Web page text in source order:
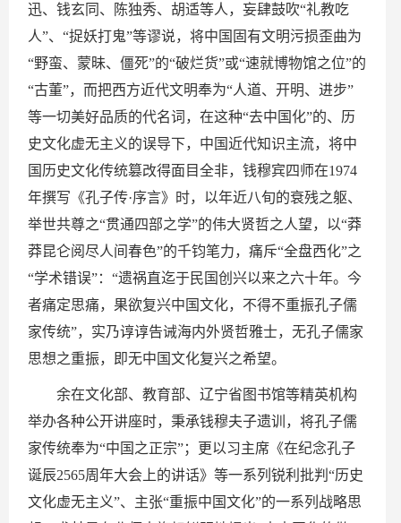
迅、钱玄同、陈独秀、胡适等人，妄肆鼓吹“礼教吃
人”、“捉妖打鬼”等谬说，将中国固有文明污损歪曲为
“野蛮、蒙昧、僵死”的“破烂货”或“速就博物馆之位”的
“古董”，而把西方近代文明奉为“人道、开明、进步”
等一切美好品质的代名词，在这种“去中国化”的、历
史文化虚无主义的误导下，中国近代知识主流，将中
国历史文化传统篡改得面目全非，钱穆宾四师在1974
年撰写《孔子传·序言》时，以年近八旬的衰残之躯、
举世共尊之“贯通四部之学”的伟大贤哲之人望，以“莽
莽昆仑阅尽人间春色”的千钧笔力，痛斥“全盘西化”之
“学术错误”：“遗祸直迄于民国创兴以来之六十年。今
者痛定思痛，果欲复兴中国文化，不得不重振孔子儒
家传统”，实乃谆谆告诫海内外贤哲雅士，无孔子儒家
思想之重振，即无中国文化复兴之希望。
余在文化部、教育部、辽宁省图书馆等精英机构
举办各种公开讲座时，秉承钱穆夫子遗训，将孔子儒
家传统奉为“中国之正宗”；更以习主席《在纪念孔子
诞辰2565周年大会上的讲话》等一系列锐利批判“历史
文化虚无主义”、主张“重振中国文化”的一系列战略思